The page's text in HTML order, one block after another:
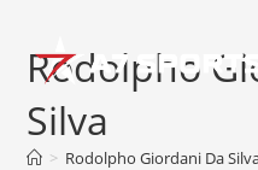
Rodolpho
Silva
> Rodolpho Giordani Da